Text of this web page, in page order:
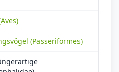
(Passeriformes)